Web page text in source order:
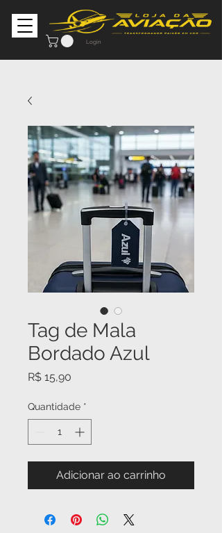
Login
Tag de Mala
Bordado Azul
R$ 15,90
Quantidade *
Adicionar ao carrinho